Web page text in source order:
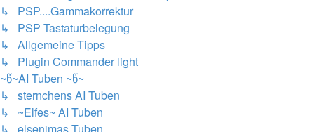
↳ PSP....Gammakorrektur
↳ PSP Tastaturbelegung
↳ Allgemeine Tipps
↳ Plugin Commander light
~წ~AI Tuben ~წ~
↳ sternchens AI Tuben
↳ ~Elfes~ AI Tuben